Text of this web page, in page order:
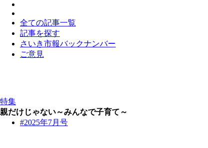
全ての記事一覧
記事を探す
さいき市報バックナンバー
ご意見
特集
親だけじゃない～みんなで子育て～
#2025年7月号